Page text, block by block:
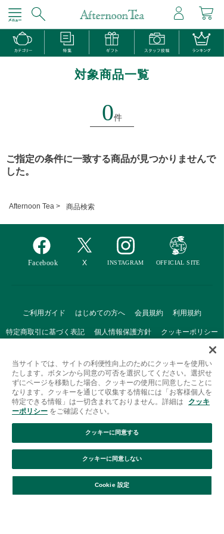
対象商品一覧
0件
絞り込み 並び替え
ご指定の条件に一致する商品が見つかりませんで
した。
Afternoon Tea > 商品検索
ご利用ガイド はじめての方へ 会員規約 利用規約
特定商取引に基づく表記 個人情報保護方針 クッキーポリシー
Afternoon Tea(アフタヌーンティー)公式オンラインストアで
は、
キッチン・ダイニングなどの生活雑貨、紅茶・焼き菓子など、
毎日新商品をご用意しています。
当サイトでは、サイトの利便性向上のためにクッキーを使用い
たします。ボタンから同意の可否を選択してください。選択せ
ずにページを移動した場合、クッキーの使用に同意したことに
なります。クッキーを通じて収集する情報には「お客様個人を
特定できる情報」は一切含まれておりません。詳細は
クッキ
ーポリシー をご確認ください。
Cookie 設定
クッキーに同意しない
クッキーに同意する